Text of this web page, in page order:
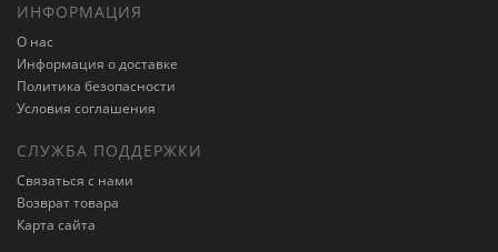
ИНФОРМАЦИЯ
О нас
Информация о доставке
Политика безопасности
Условия соглашения
СЛУЖБА ПОДДЕРЖКИ
Связаться с нами
Возврат товара
Карта сайта